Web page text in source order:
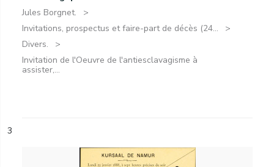
Jules Borgnet.
Invitations, prospectus et faire-part de décès (24...
Divers.
Invitation de l'Oeuvre de l'antiesclavagisme à
assister,...
3